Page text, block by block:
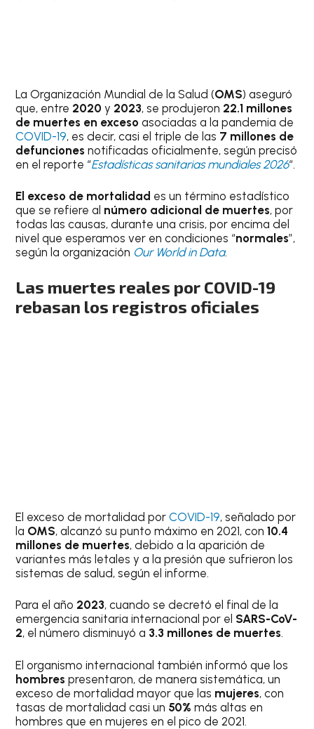
La Organización Mundial de la Salud (OMS) aseguró
que, entre 2020 y 2023, se produjeron 22.1 millones
de muertes en exceso asociadas a la pandemia de
COVID-19, es decir, casi el triple de las 7 millones de
defuncionesnotificadas oficialmente, según precisó
en el reporte “Estadísticas sanitarias mundiales 2026“.
El exceso de mortalidad es un término estadístico
que se refiere al número adicional de muertes, por
todas las causas, durante una crisis, por encima del
nivel que esperamos ver en condiciones “normales”,
según la organización Our World in Data.
Las muertes reales por COVID-19
rebasan los registros oficiales
El exceso de mortalidad porCOVID-19, señalado por
la OMS, alcanzó su punto máximo en 2021, con10.4
millones de muertes, debido a la aparición de
variantes más letales y a la presión que sufrieron los
sistemas de salud, según el informe.
Para el año 2023, cuando se decretó el final de la
emergencia sanitaria internacional por el SARS-CoV-
2, el número disminuyó a 3.3 millones de muertes.
El organismo internacional también informó que los
hombres presentaron, de manera sistemática, un
exceso de mortalidad mayor que las mujeres, con
tasas de mortalidad casi un 50% más altas en
hombres que en mujeres en el pico de 2021.